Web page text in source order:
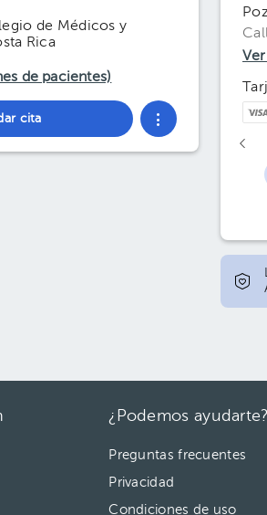
de Médicos y
Rica
de pacientes)
cita
¿Podemos ayudarte?
Preguntas frecuentes
Privacidad
Condiciones de uso